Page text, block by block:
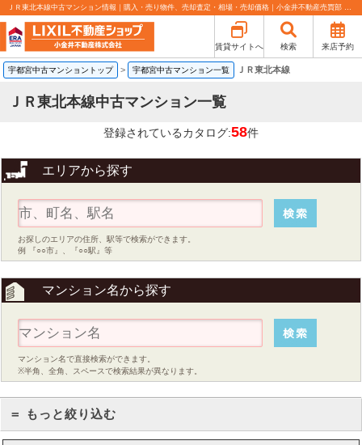
ＪＲ東北本線中古マンション情報｜購入・売り物件、売却査定・相場・売却価格｜小金井不動産売買部 小山城東店
賃貸サイトへ 検索 来店予約
宇都宮中古マンショントップ > 宇都宮中古マンション一覧 ＪＲ東北本線
ＪＲ東北本線中古マンション一覧
登録されているカタログ:58件
エリアから探す
お探しのエリアの住所、駅等で検索ができます。
例 『○○市』、『○○駅』等
マンション名から探す
マンション名で直接検索ができます。
※半角、全角、スペースで検索結果が異なります。
＝ もっと絞り込む